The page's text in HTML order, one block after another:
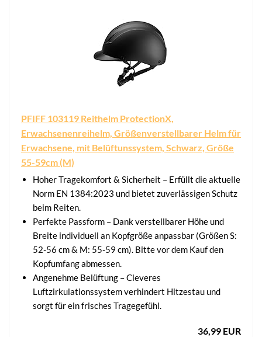
PFIFF 103119 Reithelm ProtectionX,
Erwachsenenreihelm, Größenverstellbarer Helm für
Erwachsene, mit Belüftunssystem, Schwarz, Größe
55-59cm (M)
Hoher Tragekomfort & Sicherheit – Erfüllt die aktuelle
Norm EN 1384:2023 und bietet zuverlässigen Schutz
beim Reiten.
Perfekte Passform – Dank verstellbarer Höhe und
Breite individuell an Kopfgröße anpassbar (Größen S:
52-56 cm & M: 55-59 cm). Bitte vor dem Kauf den
Kopfumfang abmessen.
Angenehme Belüftung – Cleveres
Luftzirkulationssystem verhindert Hitzestau und
sorgt für ein frisches Tragegefühl.
36,99 EUR